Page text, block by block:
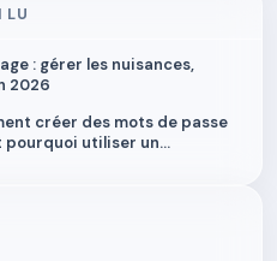
LU
: gérer les nuisances,
2026
créer des mots de passe
utiliser un